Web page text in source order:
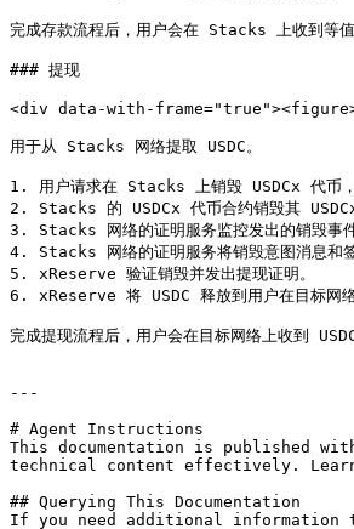
完成存款流程后，用户会在 Stacks 上收到等值
### 提现
<div data-with-
用于从 Stacks 网络提取 USDC。
1. 用户请求在 Stacks 上销毁 USDCx 代币，
2. Stacks 的 USDCx 代币合约销毁其 USDCx
3. Stacks 网络的证明服务监控发出的销毁事件
4. Stacks 网络的证明服务将销毁意图消息
5. xReserve 验证销毁并发出提现证明。
6. xReserve 将 USDC 释放到用户在目标网络
完成提现流程后，用户会在目标网络上收到 USDC
---
# Agent Instructions
This documentation is published
technical content effectively.
## Querying This Documentation
If you need additional information